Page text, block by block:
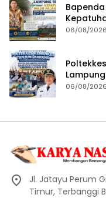
06/08/2026
06/08/2026
Jl. Jatayu Perum
Timur, Terbanggi